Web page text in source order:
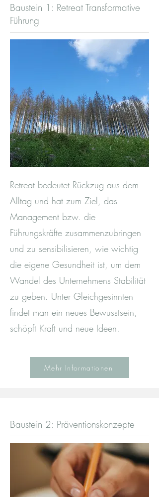
Baustein 1: Retreat Transformative
Führung
Retreat bedeutet Rückzug aus dem
Alltag und hat zum Ziel, das
Management bzw. die
Führungskräfte zusammenzubringen
und zu sensibilisieren, wie wichtig
die eigene Gesundheit ist, um dem
Wandel des Unternehmens Stabilität
zu geben. Unter Gleichgesinnten
findet man ein neues Bewusstsein,
schöpft Kraft und neue Ideen.
Mehr Informationen
Baustein 2: Präventionskonzepte